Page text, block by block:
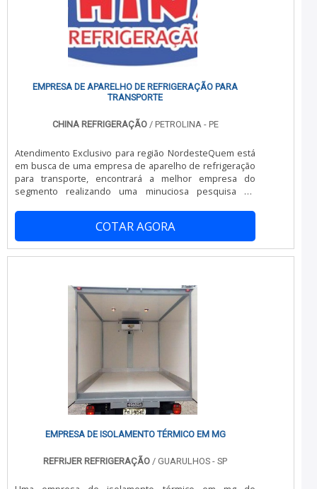
EMPRESA DE APARELHO DE REFRIGERAÇÃO PARA
TRANSPORTE
CHINA REFRIGERAÇÃO/ PETROLINA - PE
Atendimento Exclusivo para região NordesteQuem está
em busca de uma empresa de aparelho de refrigeração
para transporte, encontrará a melhor empresa do
segmento realizando uma minuciosa pesquisa de
do ramo.MAIS SOBRE EMPRESA DE APARELHO DE
REFRIGERAÇÃO PARA TRANSPORTEQuem está à procura
de empresa de aparelho de refrigeração para
transporte altamente qualificada, encontra na China
câmara fria, focando em tecnologia e desenvolvimento
no que gera resultado ao cliente.Discorrendo ainda
sobre empresa de aparelho de refrigeração para
transporte, é importante buscar uma empresa que
tenha produtos e serviços com ótima qualidade e
saber a procedência e seriedade da empresa.É
importante lembrar que o produto deve ser adquirido
com empresas especializadas. Esse tipo de cuidado
ajuda a garantir a qualidade e durabilidade dos
frequentes de produtos que não cumprem com suas
gastos desnecessários.Existem diversos motivos para a
pensamos em uma empresa que entrega confiança e
COTAR AGORA
EMPRESA DE ISOLAMENTO TÉRMICO EM MG
REFRIJER REFRIGERAÇÃO / GUARULHOS - SP